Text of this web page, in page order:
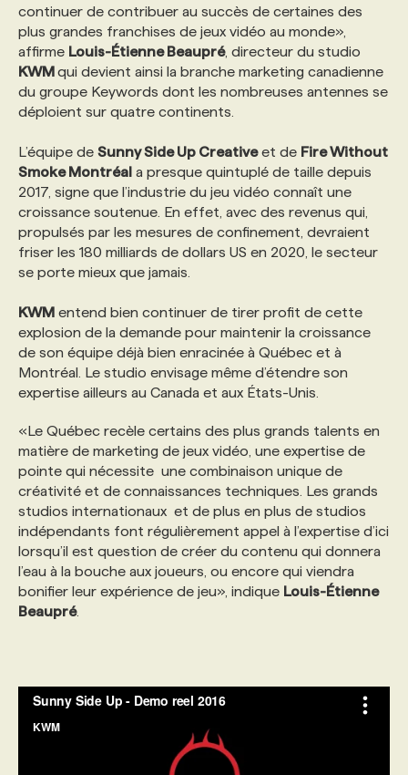
FAQ
ANNONCEZ AVEC NOUS
continuer de contribuer au succès de certaines des
plus grandes franchises de jeux vidéo au monde»,
affirme Louis-Étienne Beaupré, directeur du studio
KWMqui devient ainsi la branche marketing canadienne
du groupe Keywords dont les nombreuses antennes se
déploient sur quatre continents.
L’équipe de Sunny Side Up Creativeet de Fire Without
Smoke Montréal a presque quintuplé de taille depuis
2017, signe que l’industrie du jeu vidéo connaît une
croissance soutenue. En effet, avec des revenus qui,
propulsés par les mesures de confinement, devraient
friser les 180 milliards de dollars US en 2020, le secteur
se porte mieux que jamais.
KWM entend bien continuer de tirer profit de cette
explosion de la demande pour maintenir la croissance
de son équipe déjà bien enracinée à Québec et à
Montréal. Le studio envisage même d’étendre son
expertise ailleurs au Canada et aux États-Unis.
«Le Québec recèle certains des plus grands talents en
matière de marketing de jeux vidéo, une expertise de
pointe qui nécessite une combinaison unique de
créativité et de connaissances techniques. Les grands
studios internationaux et de plus en plus de studios
indépendants font régulièrement appel à l’expertise d’ici
lorsqu’il est question de créer du contenu qui donnera
l’eau à la bouche aux joueurs, ou encore qui viendra
bonifier leur expérience de jeu», indique Louis-Étienne
Beaupré.